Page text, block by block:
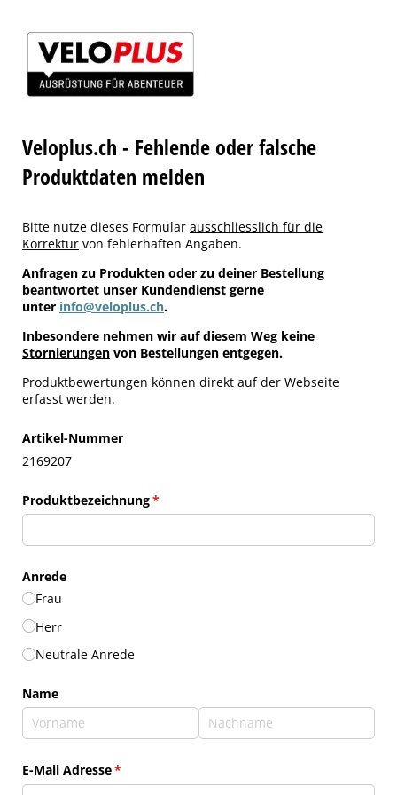
Veloplus.ch - Fehlende oder falsche
Produktdaten melden
Bitte nutze dieses Formular ausschliesslich für die
Korrektur von fehlerhaften Angaben.
Anfragen zu Produkten oder zu deiner Bestellung
beantwortet unser Kundendienst gerne
unter info@veloplus.ch.
Inbesondere nehmen wir auf diesem Weg keine
Stornierungen von Bestellungen entgegen.
Produktbewertungen können direkt auf der Webseite
erfasst werden.
Artikel-Nummer
2169207
Produktbezeichnung*
(erforderlich)
Anrede
Frau
Herr
Neutrale Anrede
Name
E-Mail Adresse*
(erforderlich)